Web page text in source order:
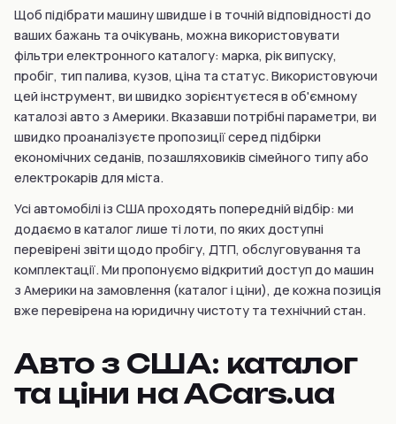
Щоб підібрати машину швидше і в точній відповідності до
ваших бажань та очікувань, можна використовувати
фільтри електронного каталогу: марка, рік випуску,
пробіг, тип палива, кузов, ціна та статус. Використовуючи
цей інструмент, ви швидко зорієнтуєтеся в об'ємному
каталозі авто з Америки. Вказавши потрібні параметри, ви
швидко проаналізуєте пропозиції серед підбірки
економічних седанів, позашляховиків сімейного типу або
електрокарів для міста.
Усі автомобілі із США проходять попередній відбір: ми
додаємо в каталог лише ті лоти, по яких доступні
перевірені звіти щодо пробігу, ДТП, обслуговування та
комплектації. Ми пропонуємо відкритий доступ до машин
з Америки на замовлення (каталог і ціни), де кожна позиція
вже перевірена на юридичну чистоту та технічний стан.
Авто з США: каталог
та ціни на ACars.ua